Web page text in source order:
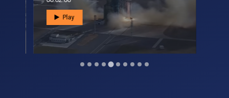
Play